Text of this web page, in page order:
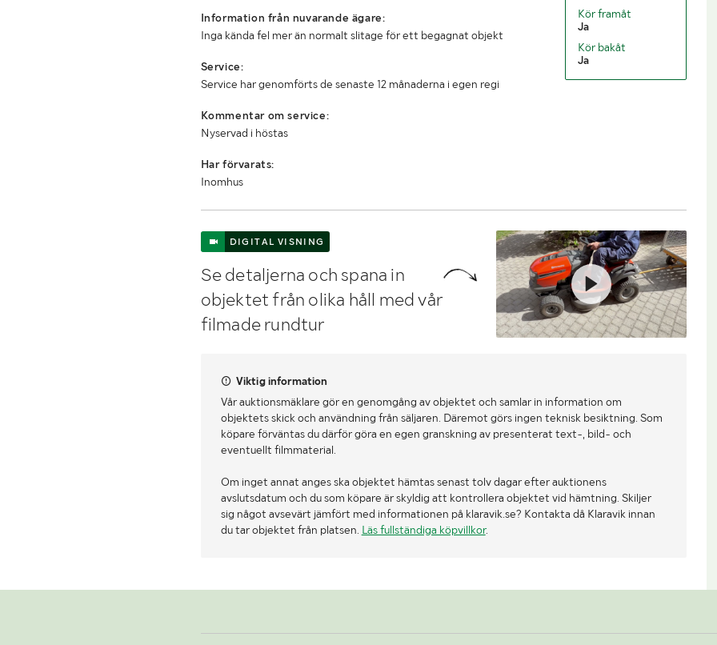
Information från nuvarande ägare:
Inga kända fel mer än normalt slitage för ett begagnat objekt
Service:
Service har genomförts de senaste 12 månaderna i egen regi
Kommentar om service:
Nyservad i höstas
Har förvarats:
Inomhus
Kör framåt
Ja
Kör bakåt
Ja
DIGITAL VISNING
Se detaljerna och spana in
objektet från olika håll med vår
filmade rundtur
Viktig information
Vår auktionsmäklare gör en genomgång av objektet och samlar in information om
objektets skick och användning från säljaren. Däremot görs ingen teknisk besiktning. Som
köpare förväntas du därför göra en egen granskning av presenterat text-, bild- och
eventuellt filmmaterial.
Om inget annat anges ska objektet hämtas senast tolv dagar efter auktionens
avslutsdatum och du som köpare är skyldig att kontrollera objektet vid hämtning. Skiljer
sig något avsevärt jämfört med informationen på klaravik.se? Kontakta då Klaravik innan
du tar objektet från platsen. Läs fullständiga köpvillkor.